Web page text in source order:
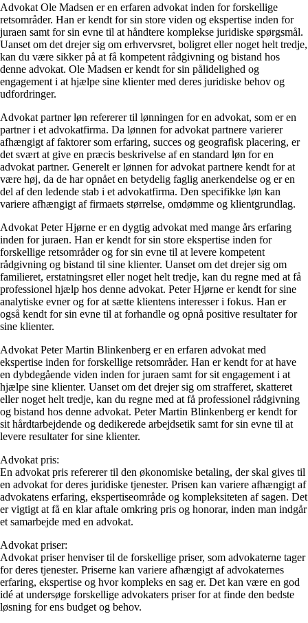
Advokat Ole Madsen er en erfaren advokat inden for forskellige
retsområder. Han er kendt for sin store viden og ekspertise inden for
juraen samt for sin evne til at håndtere komplekse juridiske spørgsmål.
Uanset om det drejer sig om erhvervsret, boligret eller noget helt tredje,
kan du være sikker på at få kompetent rådgivning og bistand hos
denne advokat. Ole Madsen er kendt for sin pålidelighed og
engagement i at hjælpe sine klienter med deres juridiske behov og
udfordringer.
Advokat partner løn refererer til lønningen for en advokat, som er en
partner i et advokatfirma. Da lønnen for advokat partnere varierer
afhængigt af faktorer som erfaring, succes og geografisk placering, er
det svært at give en præcis beskrivelse af en standard løn for en
advokat partner. Generelt er lønnen for advokat partnere kendt for at
være høj, da de har opnået en betydelig faglig anerkendelse og er en
del af den ledende stab i et advokatfirma. Den specifikke løn kan
variere afhængigt af firmaets størrelse, omdømme og klientgrundlag.
Advokat Peter Hjørne er en dygtig advokat med mange års erfaring
inden for juraen. Han er kendt for sin store ekspertise inden for
forskellige retsområder og for sin evne til at levere kompetent
rådgivning og bistand til sine klienter. Uanset om det drejer sig om
familieret, erstatningsret eller noget helt tredje, kan du regne med at få
professionel hjælp hos denne advokat. Peter Hjørne er kendt for sine
analytiske evner og for at sætte klientens interesser i fokus. Han er
også kendt for sin evne til at forhandle og opnå positive resultater for
sine klienter.
Advokat Peter Martin Blinkenberg er en erfaren advokat med
ekspertise inden for forskellige retsområder. Han er kendt for at have
en dybdegående viden inden for juraen samt for sit engagement i at
hjælpe sine klienter. Uanset om det drejer sig om strafferet, skatteret
eller noget helt tredje, kan du regne med at få professionel rådgivning
og bistand hos denne advokat. Peter Martin Blinkenberg er kendt for
sit hårdtarbejdende og dedikerede arbejdsetik samt for sin evne til at
levere resultater for sine klienter.
Advokat pris:
En advokat pris refererer til den økonomiske betaling, der skal gives til
en advokat for deres juridiske tjenester. Prisen kan variere afhængigt af
advokatens erfaring, ekspertiseområde og kompleksiteten af sagen. Det
er vigtigt at få en klar aftale omkring pris og honorar, inden man indgår
et samarbejde med en advokat.
Advokat priser:
Advokat priser henviser til de forskellige priser, som advokaterne tager
for deres tjenester. Priserne kan variere afhængigt af advokaternes
erfaring, ekspertise og hvor kompleks en sag er. Det kan være en god
idé at undersøge forskellige advokaters priser for at finde den bedste
løsning for ens budget og behov.